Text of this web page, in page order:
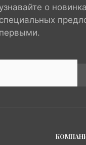
узнавайте о
специальных
первыми.